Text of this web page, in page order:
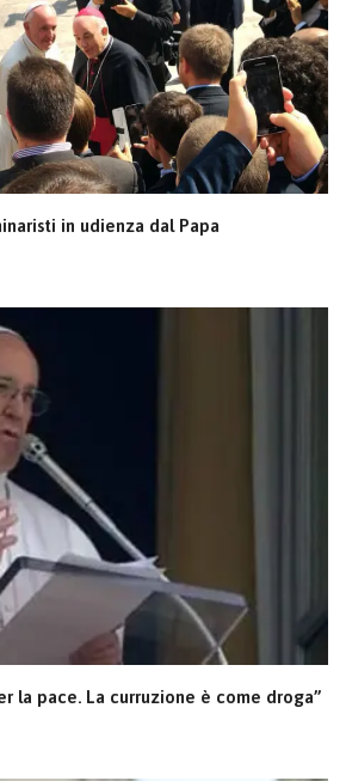
in udienza dal Papa
la pace. La curruzione è come droga”